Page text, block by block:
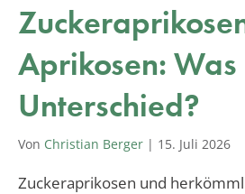
Aprikosen:
Unterschied?
Von Christian Berger | 15. Juli 2026
Zuckeraprikosen und